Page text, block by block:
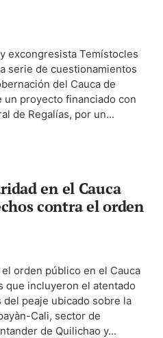
excongresista Temístocles
serie de cuestionamientos
del Cauca de
proyecto financiado con
de Regalías, por un...
en el Cauca
contra el orden
orden público en el Cauca
que incluyeron el atentado
peaje ubicado sobre la
Cali, sector de
de Quilichao y...